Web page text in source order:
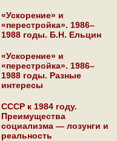
«Ускорение» и
«перестройка». 1986–
1988 годы. Б.Н. Ельцин
«Ускорение» и
«перестройка». 1986–
1988 годы. Разные
интересы
СССР к 1984 году.
Преимущества
социализма — лозунги и
реальность